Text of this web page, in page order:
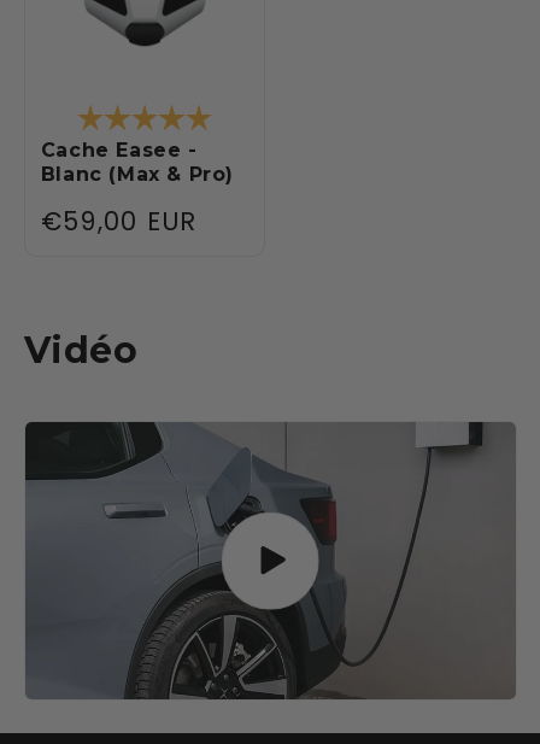
Note:
Cache Easee -
Blanc (Max & Pro)
Prix
€59,00 EUR
Vidéo